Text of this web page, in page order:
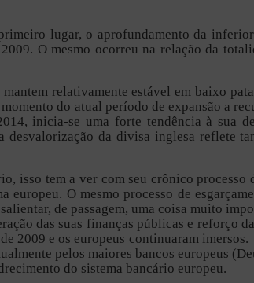
lugar, o aprofundamento da
O mesmo ocorreu na relação da
relativamente estável em baixo
do atual período de expansão a
inicia-se uma forte tendência à sua
da divisa inglesa reflete
isso tem a ver com seu crônico processo
O mesmo processo de
de passagem, uma coisa muito
das suas finanças públicas e reforço
2009 e os europeus continuaram
pelos maiores bancos europeus
do sistema bancário europeu.